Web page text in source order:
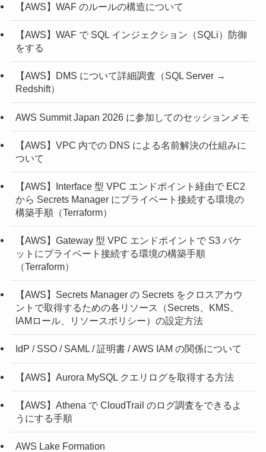
【AWS】WAF のルールの構造について
【AWS】WAF で SQL インジェクション（SQLi）防御
をする
【AWS】DMS について詳細調査（SQL Server →
Redshift）
AWS Summit Japan 2026 に参加してのセッションメモ
【AWS】VPC 内での DNS による名前解決の仕組みに
ついて
【AWS】Interface 型 VPC エンドポイント経由で EC2
から Secrets Manager にプライベート接続する環境の
構築手順（Terraform）
【AWS】Gateway 型 VPC エンドポイントで S3 バケ
ットにプライベート接続する環境の構築手順
（Terraform）
【AWS】Secrets Manager の Secrets をクロスアカウ
ントで取得するための各リソース（Secrets、KMS、
IAMロール、リソースポリシー）の設定方法
IdP / SSO / SAML / 証明書 / AWS IAM の関係について
【AWS】Aurora MySQL クエリログを取得する方法
【AWS】Athena で CloudTrail のログ調査をできるよ
うにする手順
AWS Lake Formation